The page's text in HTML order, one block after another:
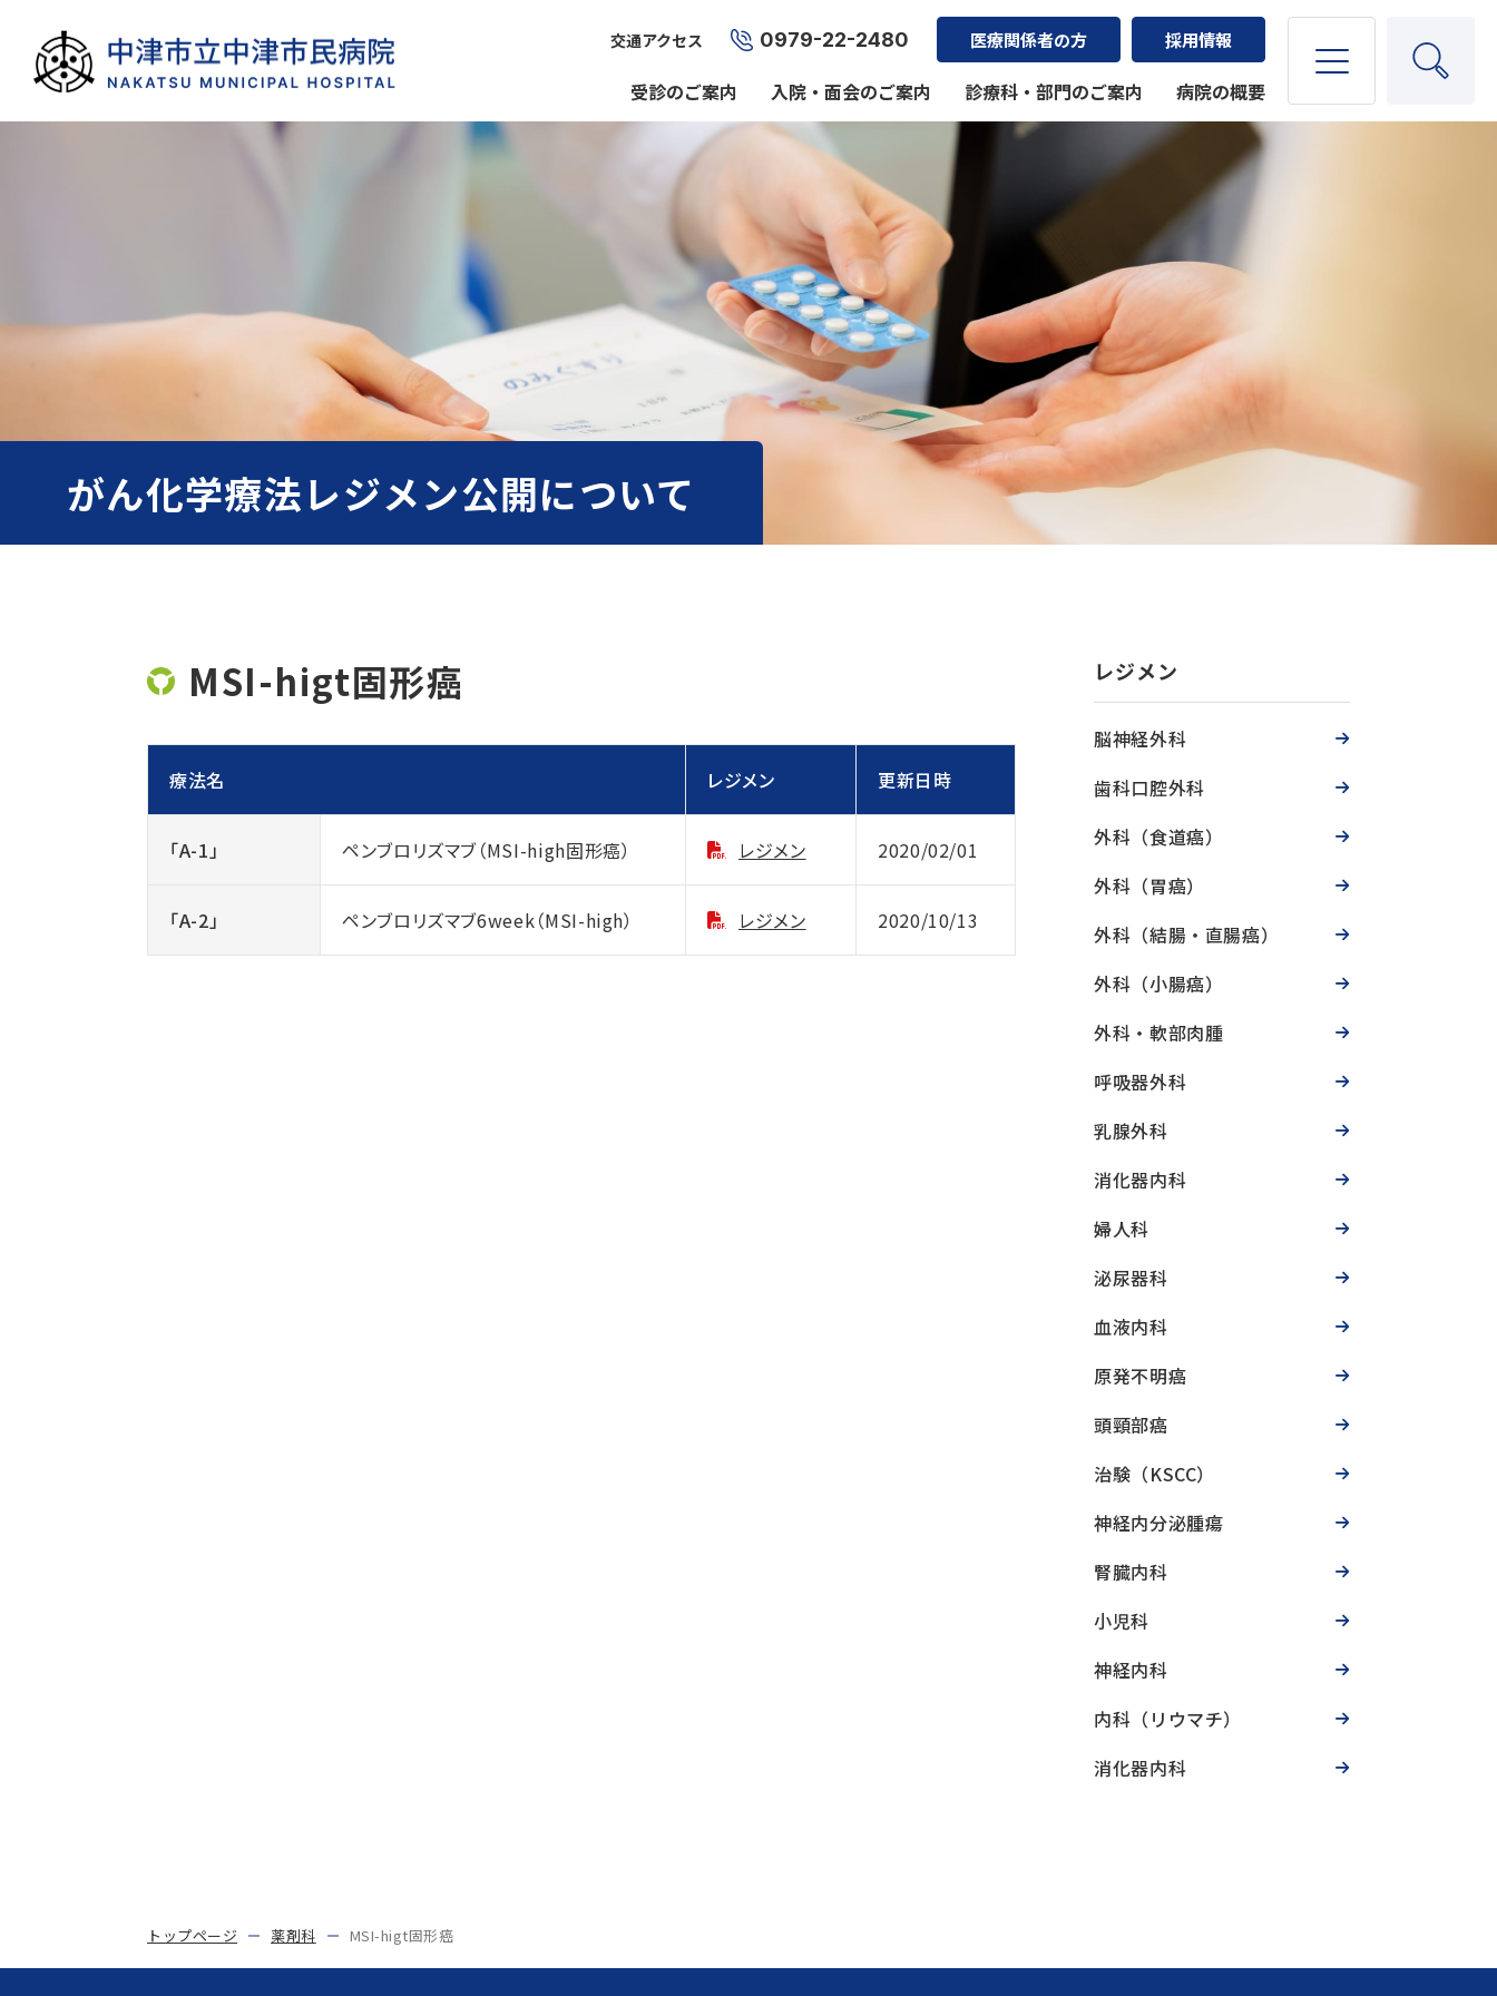
交通アクセス 0979-22-2480 医療関係者の方 採用情報
受診のご案内 入院・面会のご案内 診療科・部門のご案内 病院の概要
がん化学療法レジメン公開について
MSI-higt固形癌
療法名 レジメン 更新日時
「A-1」 ペンブロリズマブ（MSI-high固形癌） レジメン 2020/02/01
「A-2」 ペンブロリズマブ6week（MSI-high） レジメン 2020/10/13
レジメン
脳神経外科
歯科口腔外科
外科（食道癌）
外科（胃癌）
外科（結腸・直腸癌）
外科（小腸癌）
外科・軟部肉腫
呼吸器外科
乳腺外科
消化器内科
婦人科
泌尿器科
血液内科
原発不明癌
頭頸部癌
治験（KSCC）
神経内分泌腫瘍
腎臓内科
小児科
神経内科
内科（リウマチ）
消化器内科
トップページ 薬剤科 MSI-higt固形癌